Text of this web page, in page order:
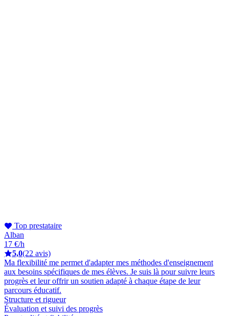
Top prestataire
Alban
17 €/h
5,0(22 avis)
Ma flexibilité me permet d'adapter mes méthodes d'enseignement
aux besoins spécifiques de mes élèves. Je suis là pour suivre leurs
progrès et leur offrir un soutien adapté à chaque étape de leur
parcours éducatif.
Structure et rigueur
Évaluation et suivi des progrès